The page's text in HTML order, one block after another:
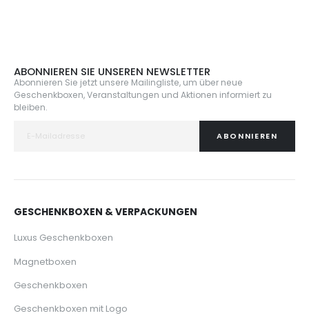
ABONNIEREN SIE UNSEREN NEWSLETTER
Abonnieren Sie jetzt unsere Mailingliste, um über neue
Geschenkboxen, Veranstaltungen und Aktionen informiert zu
bleiben.
ABONNIEREN
GESCHENKBOXEN & VERPACKUNGEN
Luxus Geschenkboxen
Magnetboxen
Geschenkboxen
Geschenkboxen mit Logo